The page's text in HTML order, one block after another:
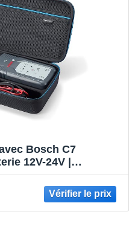
Bosch C7
12V-24V |
en maille